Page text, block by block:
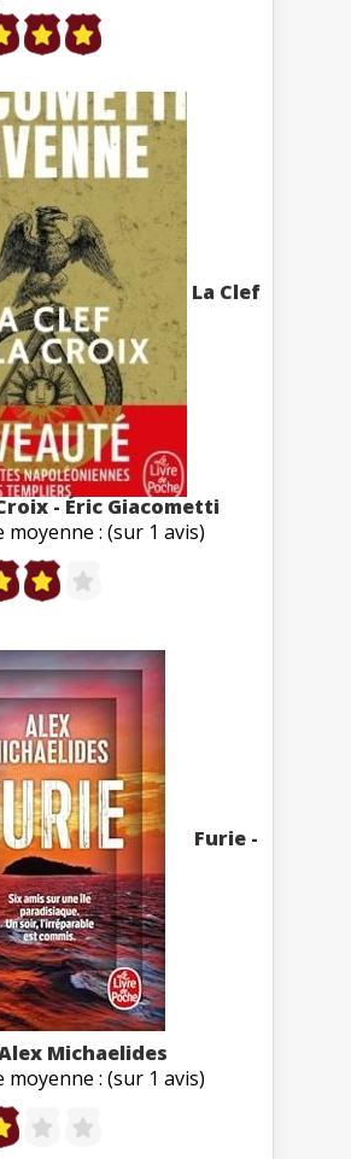
La Clef
- Éric Giacometti
moyenne : (sur 1 avis)
Furie -
Michaelides
moyenne : (sur 1 avis)